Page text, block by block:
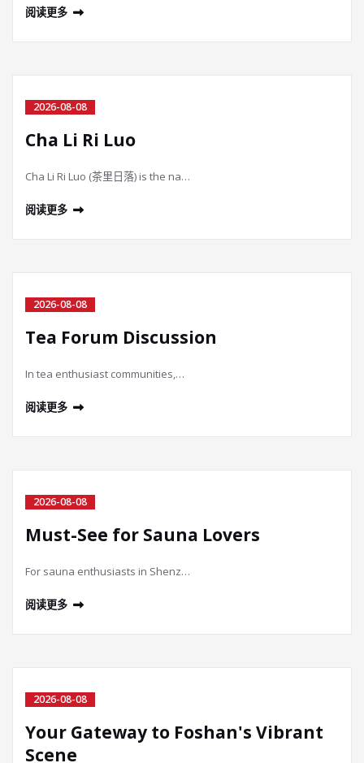
阅读更多
2026-08-08
Cha Li Ri Luo
Cha Li Ri Luo (茶里日落) is the na…
阅读更多
2026-08-08
Tea Forum Discussion
In tea enthusiast communities,…
阅读更多
2026-08-08
Must-See for Sauna Lovers
For sauna enthusiasts in Shenz…
阅读更多
2026-08-08
Your Gateway to Foshan's Vibrant
Scene